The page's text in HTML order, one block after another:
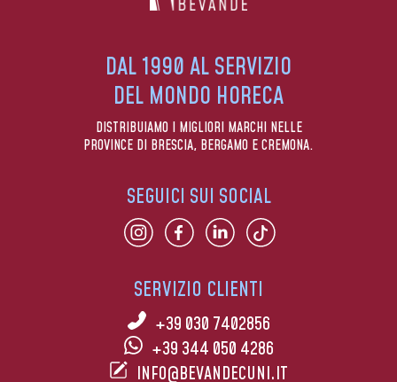
DAL 1990 AL SERVIZIO
DEL MONDO HORECA
DISTRIBUIAMO I MIGLIORI MARCHI NELLE
PROVINCE DI BRESCIA, BERGAMO E CREMONA.
SERVIZIO CLIENTI
+39 030 7402856
+39 344 050 4286
INFO@BEVANDECUNI.IT
SEGUICI SUI SOCIAL